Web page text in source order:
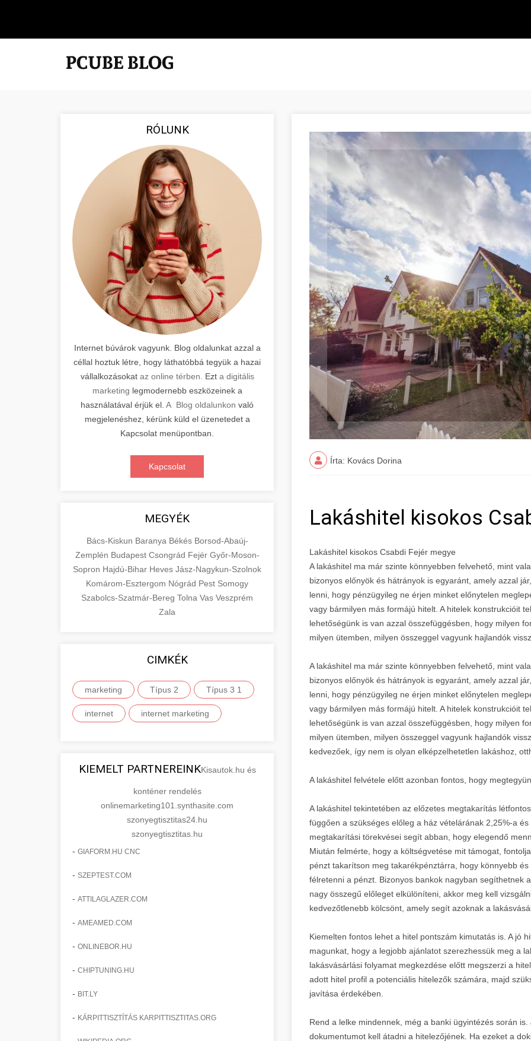
RÓLUNK
Internet búvárok vagyunk. Blog oldalunkat azzal a
céllal hoztuk létre, hogy láthatóbbá tegyük a hazai
vállalkozásokat az online térben. Ezt a digitális
marketing legmodernebb eszközeinek a
használatával érjük el. A Blog oldalunkon való
megjelenéshez, kérünk küld el üzenetedet a
Kapcsolat menüpontban.
Kapcsolat
MEGYÉK
Bács-Kiskun Baranya Békés Borsod-Abaúj-
Zemplén Budapest Csongrád Fejér Győr-Moson-
Sopron Hajdú-Bihar Heves Jász-Nagykun-Szolnok
Komárom-Esztergom Nógrád Pest Somogy
Szabolcs-Szatmár-Bereg Tolna Vas Veszprém
Zala
CIMKÉK
marketing Típus 2 Típus 3 1
internet internet marketing
KIEMELT PARTNEREINKKisautok.hu és
konténer rendelés
onlinemarketing101.synthasite.com
szonyegtisztitas24.hu
szonyegtisztitas.hu
- GIAFORM.HU CNC
- SZEPTEST.COM
- ATTILAGLAZER.COM
- AMEAMED.COM
- ONLINEBOR.HU
- CHIPTUNING.HU
- BIT.LY
- KÁRPITTISZTÍTÁS KARPITTISZTITAS.ORG
Írta: Kovács Dorina
Lakáshitel kisokos
Lakáshitel kisokos Csabdi Fejér megye
A lakáshitel ma már szinte könnyebben felvehető, mint
bizonyos előnyök és hátrányok is egyaránt, amely azzal
lenni, hogy pénzügyileg ne érjen minket előnytelen
vagy bármilyen más formájú hitelt. A hitelek konstrukcióit
lehetőségünk is van azzal összefüggésben, hogy milyen
milyen ütemben, milyen összeggel vagyunk hajlandók
A lakáshitel ma már szinte könnyebben felvehető, mint
bizonyos előnyök és hátrányok is egyaránt, amely azzal
lenni, hogy pénzügyileg ne érjen minket előnytelen
vagy bármilyen más formájú hitelt. A hitelek konstrukcióit
lehetőségünk is van azzal összefüggésben, hogy milyen
milyen ütemben, milyen összeggel vagyunk hajlandók
kedvezőek, így nem is olyan elképzelhetetlen lakáshoz,
A lakáshitel felvétele előtt azonban fontos, hogy
A lakáshitel tekintetében az előzetes megtakarítás
függően a szükséges előleg a ház vételárának 2,25%-a
megtakarítási törekvései segít abban, hogy elegendő
Miután felmérte, hogy a költségvetése mit támogat,
pénzt takarítson meg takarékpénztárra, hogy könnyebb
félretenni a pénzt. Bizonyos bankok nagyban segíthetnek
nagy összegű előleget elkülöníteni, akkor meg kell
kedvezőtlenebb kölcsönt, amely segít azoknak a
Kiemelten fontos lehet a hitel pontszám kimutatás is. A jó
magunkat, hogy a legjobb ajánlatot szerezhessük meg a
lakásvásárlási folyamat megkezdése előtt megszerzi a
adott hitel profil a potenciális hitelezők számára, majd
javítása érdekében.
Rend a lelke mindennek, még a banki ügyintézés során
dokumentumot kell átadni a hitelezőjének. Ha ezeket a